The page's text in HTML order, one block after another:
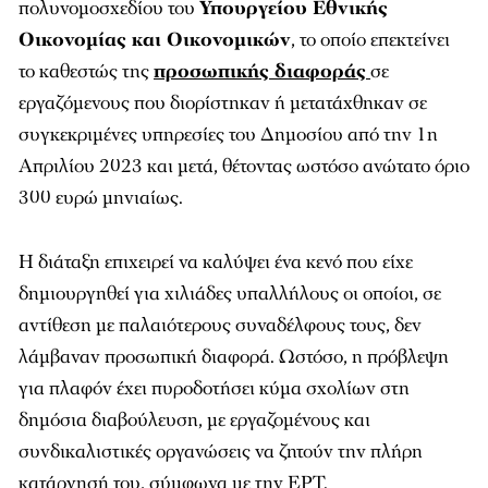
πολυνομοσχεδίου του Υπουργείου Εθνικής
Οικονομίας και Οικονομικών, το οποίο επεκτείνει
το καθεστώς τηςπροσωπικής διαφοράςσε
εργαζόμενους που διορίστηκαν ή μετατάχθηκαν σε
συγκεκριμένες υπηρεσίες του Δημοσίου από την 1η
Απριλίου 2023 και μετά, θέτοντας ωστόσο ανώτατο όριο
300 ευρώ μηνιαίως.
Η διάταξη επιχειρεί να καλύψει ένα κενό που είχε
δημιουργηθεί για χιλιάδες υπαλλήλους οι οποίοι, σε
αντίθεση με παλαιότερους συναδέλφους τους, δεν
λάμβαναν προσωπική διαφορά. Ωστόσο, η πρόβλεψη
για πλαφόν έχει πυροδοτήσει κύμα σχολίων στη
δημόσια διαβούλευση, με εργαζομένους και
συνδικαλιστικές οργανώσεις να ζητούν την πλήρη